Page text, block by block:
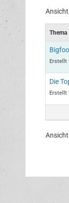
Thema
Erstellt
Die
Erstellt